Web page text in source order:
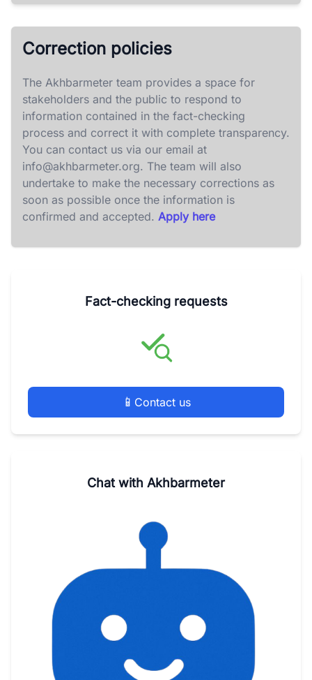
Correction policies
The Akhbarmeter team provides a space for
stakeholders and the public to respond to
information contained in the fact-checking
process and correct it with complete transparency.
You can contact us via our email at
info@akhbarmeter.org. The team will also
undertake to make the necessary corrections as
soon as possible once the information is
confirmed and accepted. Apply here
Fact-checking requests
📱 Contact us
Chat with Akhbarmeter